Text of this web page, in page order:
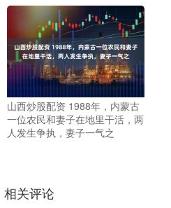
山西炒股配资 1988年，内蒙古
一位农民和妻子在地里干活，两
人发生争执，妻子一气之
相关评论